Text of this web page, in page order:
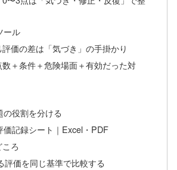
ール
価の差は「気づき」の手掛かり
＋条件＋危険場面＋有効だった対
役割を分ける
価記録シート｜Excel・PDF
ろ
評価を同じ基準で比較する